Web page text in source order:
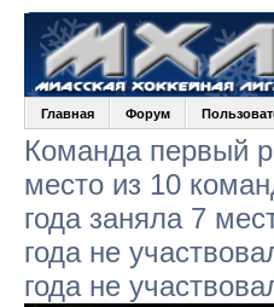
Главная Форум
Команда первый
место из 10
года заняла 7
года не
года не